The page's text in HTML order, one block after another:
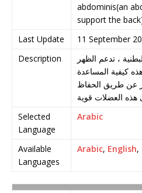
abdominis(an
support the
Last Update
11 September
Description
، تدعم الظهر
كيفية المساعدة
عن طريق الحفاظ
Selected
Language
Arabic
Available
Languages
Arabic, English,